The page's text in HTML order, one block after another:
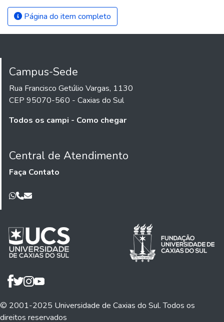
Página do item completo
Campus-Sede
Rua Francisco Getúlio Vargas, 1130
CEP 95070-560 - Caxias do Sul
Todos os campi - Como chegar
Central de Atendimento
Faça Contato
© 2001-2025 Universidade de Caxias do Sul. Todos os
direitos reservados